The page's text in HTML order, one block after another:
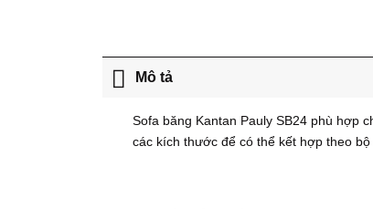
Mô tả
Sofa băng Kantan Pauly SB24 phù hợp
các kích thước để có thể kết hợp theo